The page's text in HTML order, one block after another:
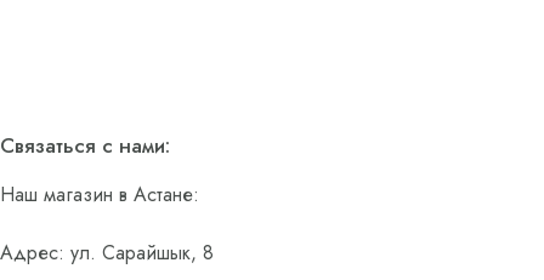
Связаться с нами:
Наш магазин в Астане:
Адрес: ул. Сарайшык, 8